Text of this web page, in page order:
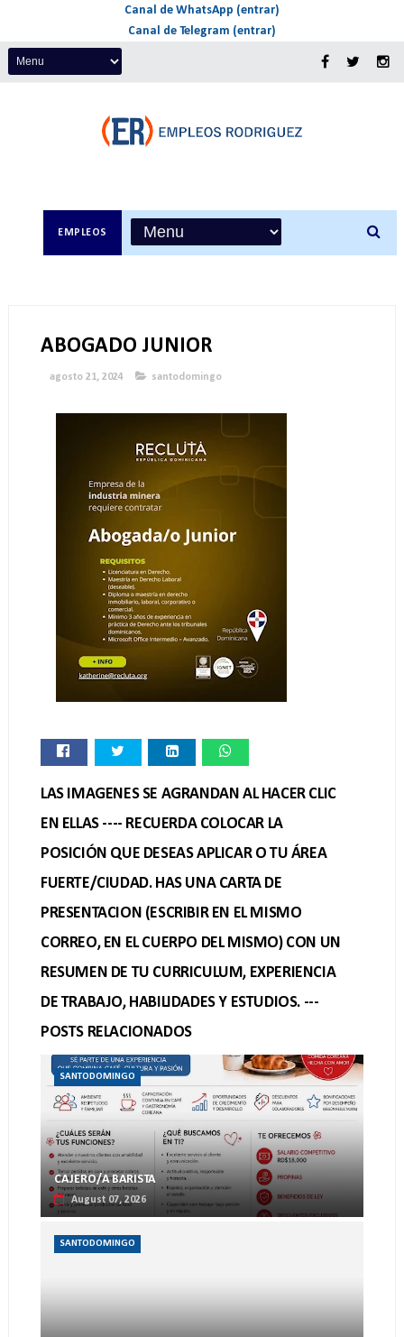
Canal de WhatsApp (entrar)
Canal de Telegram (entrar)
EMPLEOS
ABOGADO JUNIOR
agosto 21, 2024 santodomingo
LAS IMAGENES SE AGRANDAN AL HACER CLIC
EN ELLAS ---- RECUERDA COLOCAR LA
POSICIÓN QUE DESEAS APLICAR O TU ÁREA
FUERTE/CIUDAD. HAS UNA CARTA DE
PRESENTACION (ESCRIBIR EN EL MISMO
CORREO, EN EL CUERPO DEL MISMO) CON UN
RESUMEN DE TU CURRICULUM, EXPERIENCIA
DE TRABAJO, HABILIDADES Y ESTUDIOS. ---
POSTS RELACIONADOS
SANTODOMINGO
CAJERO/A BARISTA
August 07, 2026
SANTODOMINGO